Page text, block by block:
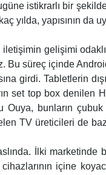
istikrarlı bir şekilde
yapısının da
gelişimi
Bu süreç içinde
girdi. Tabletlerin
set top box denilen
bunların
TV üreticileri de
İlki marketinde
içine